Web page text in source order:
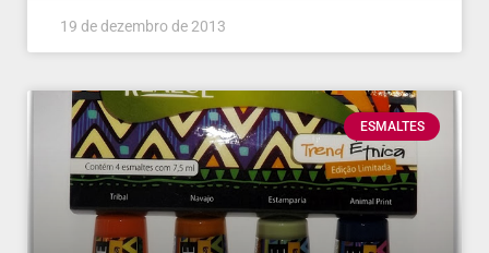
19 de dezembro de 2013
ESMALTES